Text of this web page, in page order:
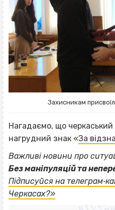
Захисникам
Нагадаємо, що
нагрудний знак «За
Важливі новини про
Без маніпуляцій та
Підписуйся на
Черкасах?»